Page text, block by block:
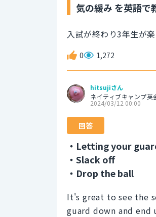
気の緩み を英語で
入試が終わり3年生が
0 1,272
hitsujiさん
ネイティブキャンプ英
2024/03/12 00:00
回答
・Letting your
・Slack off
・Drop the ball
It's great to see the
guard down and